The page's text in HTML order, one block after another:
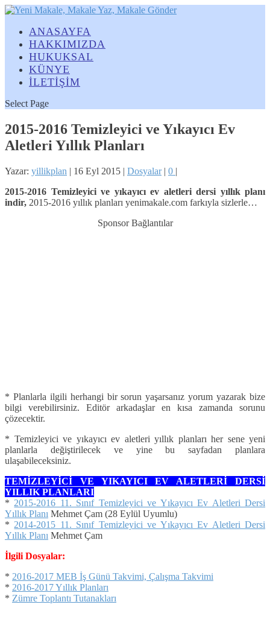
ANASAYFA
HAKKIMIZDA
HUKUKSAL
KÜNYE
İLETİŞİM
Select Page
2015-2016 Temizleyici ve Yıkayıcı Ev
Aletleri Yıllık Planları
Yazar: yillikplan | 16 Eyl 2015 | Dosyalar| 0 |
2015-2016 Temizleyici ve yıkayıcı ev aletleri dersi yıllık planı
indir, 2015-2016 yıllık planları yenimakale.com farkıyla sizlerle…
Sponsor Bağlantılar
* Planlarla ilgili herhangi bir sorun yaşarsanız yorum yazarak bize
bilgi verebilirsiniz. Editör arkadaşlar en kısa zamanda sorunu
çözecektir.
* Temizleyici ve yıkayıcı ev aletleri yıllık planları her sene yeni
planlarla değiştirilecek ve yine bu sayfadan planlara
ulaşabileceksiniz.
TEMİZLEYİCİ VE YIKAYICI EV ALETLERİ DERSİ
YILLIK PLANLARI
* 2015-2016 11. Sınıf Temizleyici ve Yıkayıcı Ev Aletleri Dersi
Yıllık Planı Mehmet Çam (28 Eylül Uyumlu)
* 2014-2015 11. Sınıf Temizleyici ve Yıkayıcı Ev Aletleri Dersi
Yıllık Planı Mehmet Çam
İlgili Dosyalar:
* 2016-2017 MEB İş Günü Takvimi, Çalışma Takvimi
* 2016-2017 Yıllık Planları
* Zümre Toplantı Tutanakları